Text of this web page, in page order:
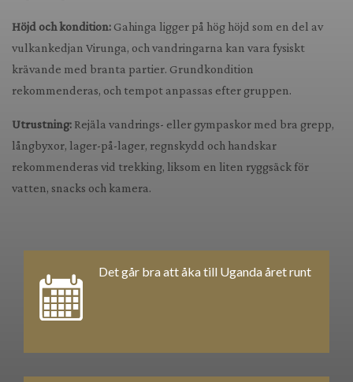
Höjd och kondition: Gahinga ligger på hög höjd som en del av
vulkankedjan Virunga, och vandringarna kan vara fysiskt
krävande med branta partier. Grundkondition
rekommenderas, och tempot anpassas efter gruppen.
Utrustning: Rejäla vandrings- eller gympaskor med bra grepp,
långbyxor, lager-på-lager, regnskydd och handskar
rekommenderas vid trekking, liksom en liten ryggsäck för
vatten, snacks och kamera.
Det går bra att åka till Uganda året runt